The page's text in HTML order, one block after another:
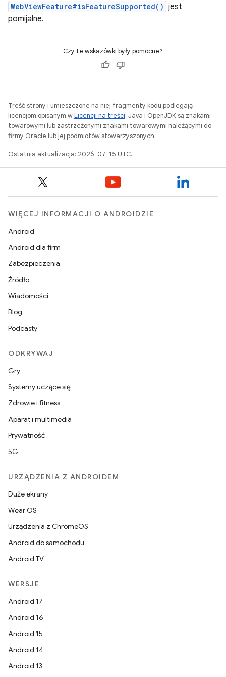
WebViewFeature#isFeatureSupported() jest
pomijalne.
Czy te wskazówki były pomocne?
Treść strony i umieszczone na niej fragmenty kodu podlegają
licencjom opisanym wLicencji na treści. Java i OpenJDK są znakami
towarowymi lub zastrzeżonymi znakami towarowymi należącymi do
firmy Oracle lub jej podmiotów stowarzyszonych.
Ostatnia aktualizacja: 2026-07-15 UTC.
WIĘCEJ INFORMACJI O ANDROIDZIE
Android
Android dla firm
Zabezpieczenia
Źródło
Wiadomości
Blog
Podcasty
ODKRYWAJ
Gry
Systemy uczące się
Zdrowie i fitness
Aparat i multimedia
Prywatność
5G
URZĄDZENIA Z ANDROIDEM
Duże ekrany
Wear OS
Urządzenia z ChromeOS
Android do samochodu
Android TV
WERSJE
Android 17
Android 16
Android 15
Android 14
Android 13